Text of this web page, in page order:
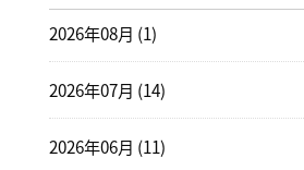
2026年08月 (1)
2026年07月 (14)
2026年06月 (11)